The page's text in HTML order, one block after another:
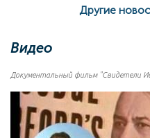
Другие
Видео
Документальный фильм "Свидетели